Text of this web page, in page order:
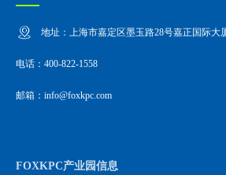
地址：上海市嘉定区墨玉路28号嘉正国际大
电话：400-822-1558
邮箱：info@foxkpc.com
FOXKPC产业园信息